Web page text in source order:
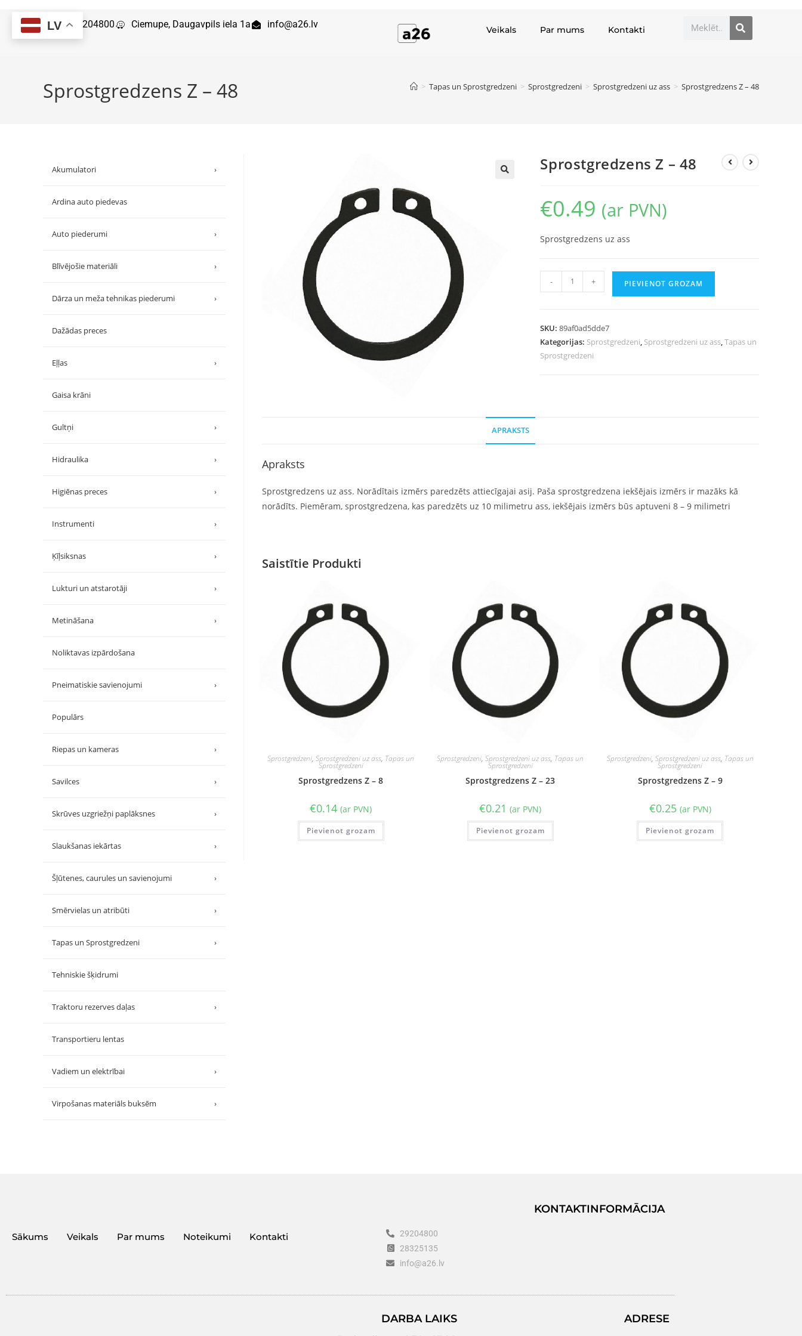
29204800 Ciemupe, Daugavpils iela 1a info@a26.lv Veikals Par mums Kontakti
Sprostgredzens Z – 48 > Tapas un Sprostgredzeni > Sprostgredzeni > Sprostgredzeni uz ass > Sprostgredzens Z – 48
Sprostgredzens Z – 48
€0.49 (ar PVN)
Sprostgredzens uz ass
- + PIEVIENOT GROZAM
SKU:89af0ad5dde7
Kategorijas: Sprostgredzeni, Sprostgredzeni uz ass,Tapas un
Sprostgredzeni
APRAKSTS
Apraksts
Sprostgredzens uz ass. Norādītais izmērs paredzēts attiecīgajai asij. Paša sprostgredzena iekšējais izmērs ir mazāks kā
norādīts. Piemēram, sprostgredzena, kas paredzēts uz 10 milimetru ass, iekšējais izmērs būs aptuveni 8 – 9 milimetri
Saistītie Produkti
Sprostgredzeni,Sprostgredzeni uz ass, Tapas un
Sprostgredzeni
Sprostgredzens Z – 8
€0.14 (ar PVN)
Pievienot grozam
Sprostgredzeni,Sprostgredzeni uz ass, Tapas un
Sprostgredzeni
Sprostgredzens Z – 23
€0.21 (ar PVN)
Pievienot grozam
Sprostgredzeni, Sprostgredzeni uz ass, Tapas un
Sprostgredzeni
Sprostgredzens Z – 9
€0.25 (ar PVN)
Pievienot grozam
Akumulatori ›
Ardina auto piedevas
Auto piederumi ›
Blīvējošie materiāli ›
Dārza un meža tehnikas piederumi ›
Dažādas preces
Eļļas ›
Gaisa krāni
Gultņi ›
Hidraulika ›
Higiēnas preces ›
Instrumenti ›
Ķīļsiksnas ›
Lukturi un atstarotāji ›
Metināšana ›
Noliktavas izpārdošana
Pneimatiskie savienojumi ›
Populārs
Riepas un kameras ›
Savilces ›
Skrūves uzgriežņi paplāksnes ›
Slaukšanas iekārtas ›
Šļūtenes, caurules un savienojumi ›
Smērvielas un atribūti ›
Tapas un Sprostgredzeni ›
Tehniskie šķidrumi
Traktoru rezerves daļas ›
Transportieru lentas
Vadiem un elektrībai ›
Virpošanas materiāls buksēm ›
Sākums Veikals Par mums Noteikumi Kontakti
KONTAKTINFORMĀCIJA
29204800
28325135
info@a26.lv
DARBA LAIKS ADRESE
LV